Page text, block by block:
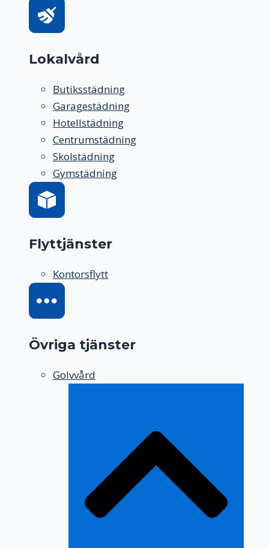
Lokalvård
Butiksstädning
Garagestädning
Hotellstädning
Centrumstädning
Skolstädning
Gymstädning
Flyttjänster
Kontorsflytt
Övriga tjänster
Golvvård